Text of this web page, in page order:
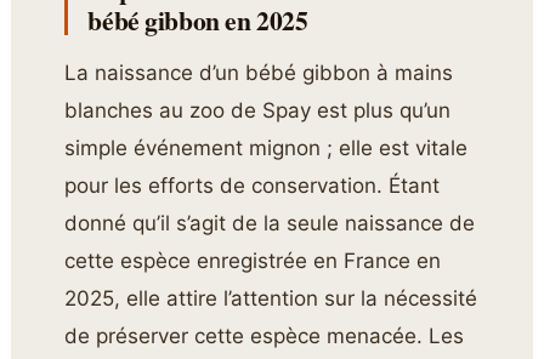
bébé gibbon en 2025
La naissance d’un bébé gibbon à mains
blanches au zoo de Spay est plus qu’un
simple événement mignon ; elle est vitale
pour les efforts de conservation. Étant
donné qu’il s’agit de la seule naissance de
cette espèce enregistrée en France en
2025, elle attire l’attention sur la nécessité
de préserver cette espèce menacée. Les